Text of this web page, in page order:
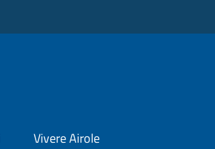
Vivere Airole